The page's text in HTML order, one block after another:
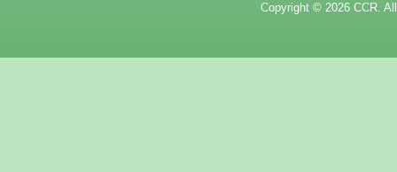
Copyright © 2026 CCR.